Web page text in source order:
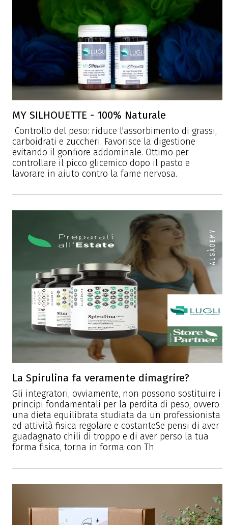
MY SILHOUETTE - 100% Naturale
Controllo del peso: riduce l'assorbimento di grassi,
carboidrati e zuccheri. Favorisce la digestione
evitando il gonfiore addominale. Ottimo per
controllare il picco glicemico dopo il pasto e
lavorare in aiuto contro la fame nervosa.
La Spirulina fa veramente dimagrire?
Gli integratori, ovviamente, non possono sostituire i
principi fondamentali per la perdita di peso, ovvero
una dieta equilibrata studiata da un professionista
ed attività fisica regolare e costanteSe pensi di aver
guadagnato chili di troppo e di aver perso la tua
forma fisica, torna in forma con Th